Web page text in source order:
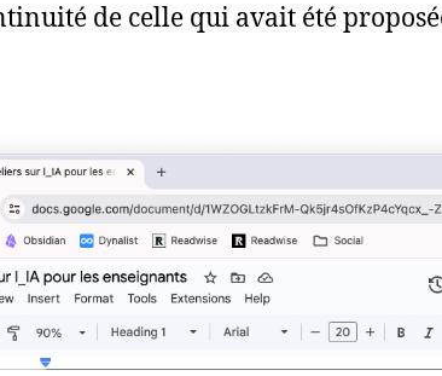
de celle qui avait été